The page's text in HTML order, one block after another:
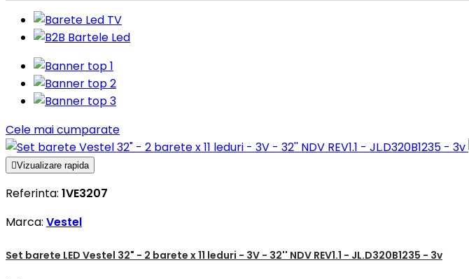
Cele mai cumparate
Vizualizare rapida
Referinta: 1VE3207
Marca: Vestel
Set barete LED Vestel 32" - 2 barete x 11 leduri - 3V - 32'' NDV REV1.1 - JL.D320B1235 - 3v